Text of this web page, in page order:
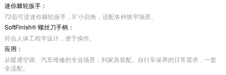
迷你棘轮扳手：
72齿可逆迷你棘轮扳手，5°小回角，适配各种狭窄场景。
SoftFinish® 螺丝刀手柄：
符合人体工程学设计，便于操作。
应用：
从暖通空调、汽车维修的专业场景，到家具装配、自行车保养的日常需求，一套
全适配。